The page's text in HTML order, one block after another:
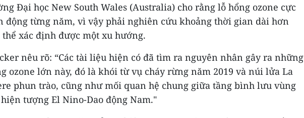
Đại học New South Wales (Australia) cho rằng lỗ hổng ozone cực
động từng năm, vì vậy phải nghiên cứu khoảng thời gian dài hơn
xác định được một xu hướng.
nêu rõ: “Các tài liệu hiện có đã tìm ra nguyên nhân gây ra những
ozone lớn này, đó là khói từ vụ cháy rừng năm 2019 và núi lửa La
phun trào, cũng như mối quan hệ chung giữa tầng bình lưu vùng
tượng El Nino-Dao động Nam."